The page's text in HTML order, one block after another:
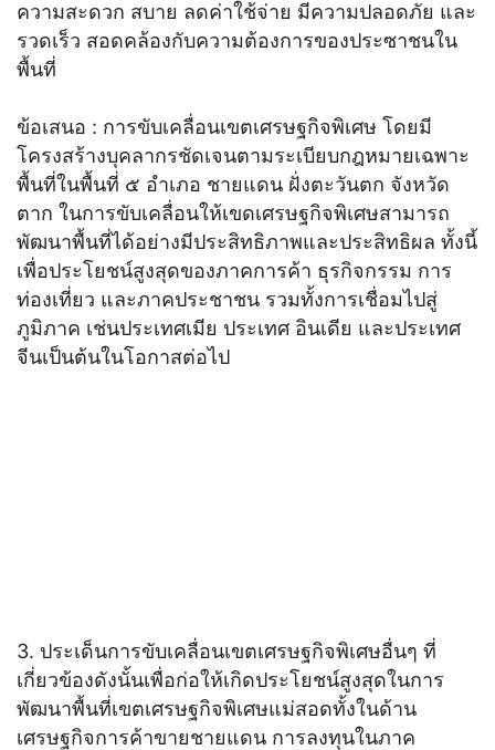
ความสะดวก สบาย ลดค่าใช้จ่าย มีความปลอดภัย และ
รวดเร็ว สอดคล้องกับความต้องการของประซาชนใน
พื้นที่
ข้อเสนอ : การขับเคลื่อนเขตเศรษฐกิจพิเศษ โดยมี
โครงสร้างบุคลากรชัดเจนตามระเบียบกฎหมายเฉพาะ
พื้นที่ในพื้นที่ ๕ อำเภอ ชายแดน ฝั่งตะวันตก จังหวัด
ตาก ในการขับเคลื่อนให้เขดเศรษฐกิจพิเศษสามารถ
พัฒนาพื้นที่ได้อย่างมีประสิทธิภาพและประสิทธิผล ทั้งนี้
เพื่อประโยชน์สูงสุดของภาคการค้า ธุรกิจกรรม การ
ท่องเที่ยว และภาคประชาชน รวมทั้งการเชื่อมไปสู่
ภูมิภาค เช่นประเทศเมีย ประเทศ อินเดีย และประเทศ
จีนเป็นต้นในโอกาสต่อไป
3. ประเด็นการขับเคลื่อนเขตเศรษฐกิจพิเศษอื่นๆ ที่
เกี่ยวข้องดังนั้นเพื่อก่อให้เกิดประโยชน์สูงสุดในการ
พัฒนาพื้นที่เขตเศรษฐกิจพิเศษแม่สอดทั้งในด้าน
เศรษฐกิจการค้าขายชายแดน การลงทุนในภาค